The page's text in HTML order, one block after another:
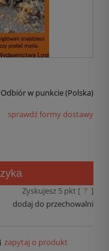
w punkcie(Polska)
sprawdź formy dostawy
Zyskujesz 5pkt [ ? ]
dodaj do przechowalni
zapytaj o produkt